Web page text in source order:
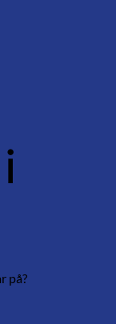
på?